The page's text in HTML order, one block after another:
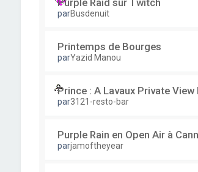
Purple Raid sur Twitch
parBusdenuit
Printemps de Bourges
parYazid Manou
Prince : A Lavaux Private
par3121-resto-bar
Purple Rain en Open Air à
parjamoftheyear